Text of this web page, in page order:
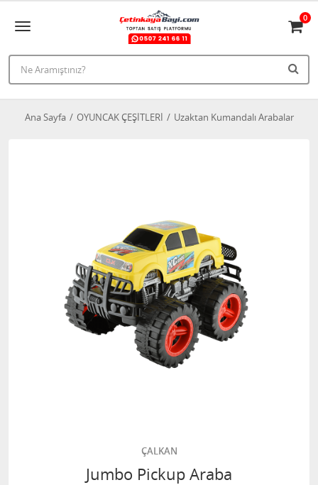
0
Ana Sayfa OYUNCAK ÇEŞİTLERİ Uzaktan Kumandalı Arabalar
ÇALKAN
Jumbo Pickup Araba